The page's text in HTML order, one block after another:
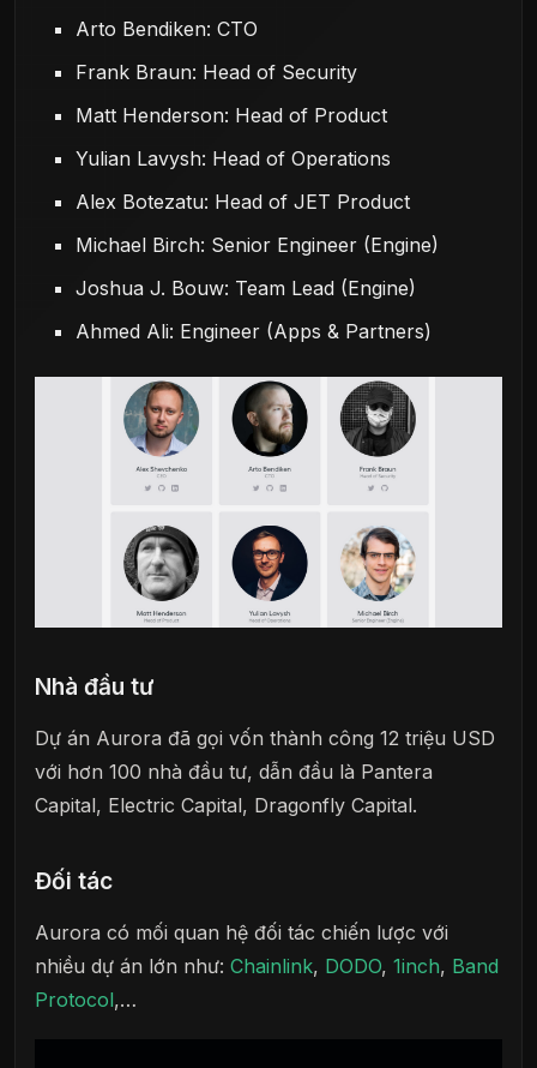
Arto Bendiken: CTO
Frank Braun: Head of Security
Matt Henderson: Head of Product
Yulian Lavysh: Head of Operations
Alex Botezatu: Head of JET Product
Michael Birch: Senior Engineer (Engine)
Joshua J. Bouw: Team Lead (Engine)
Ahmed Ali: Engineer (Apps & Partners)
Nhà đầu tư
Dự án Aurora đã gọi vốn thành công 12 triệu USD
với hơn 100 nhà đầu tư, dẫn đầu là Pantera
Capital, Electric Capital, Dragonfly Capital.
Đối tác
Aurora có mối quan hệ đối tác chiến lược với
nhiều dự án lớn như: Chainlink, DODO, 1inch, Band
Protocol,…